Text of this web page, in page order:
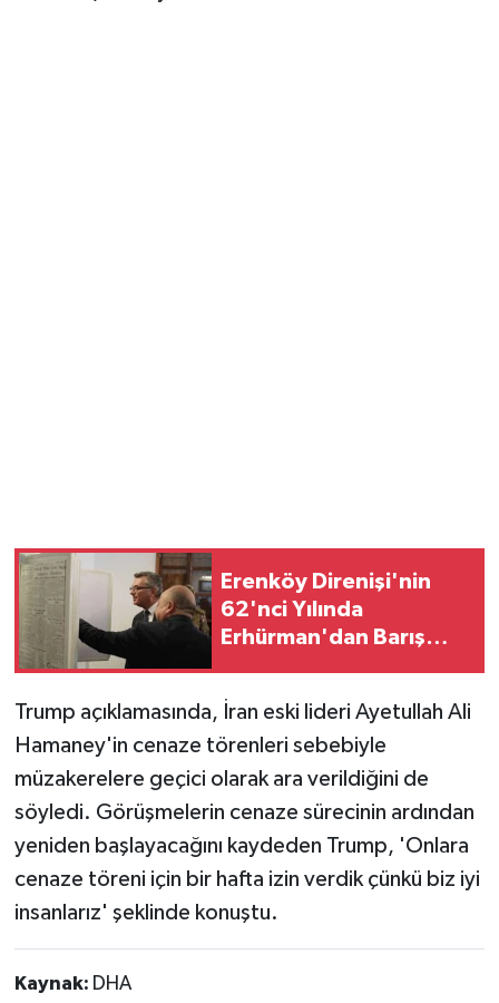
Erenköy Direnişi'nin
62'nci Yılında
Erhürman'dan Barış
Trump açıklamasında, İran eski lideri Ayetullah Ali
Hamaney'in cenaze törenleri sebebiyle
müzakerelere geçici olarak ara verildiğini de
söyledi. Görüşmelerin cenaze sürecinin ardından
yeniden başlayacağını kaydeden Trump, 'Onlara
cenaze töreni için bir hafta izin verdik çünkü biz iyi
insanlarız' şeklinde konuştu.
Kaynak: DHA